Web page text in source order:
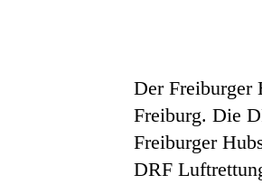
Der Freiburger
Freiburg. Die
Freiburger
DRF